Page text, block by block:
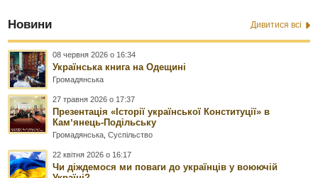
Новини Дивитися всі
08 червня 2026 о 16:34
Українська книга на Одещині
Громадянська
27 травня 2026 о 17:37
Презентація «Історії української Конституції» в
Камʼянець-Подільську
Громадянська ,Суспільство
22 квітня 2026 о 16:17
Чи діждемося ми поваги до українців у воюючій